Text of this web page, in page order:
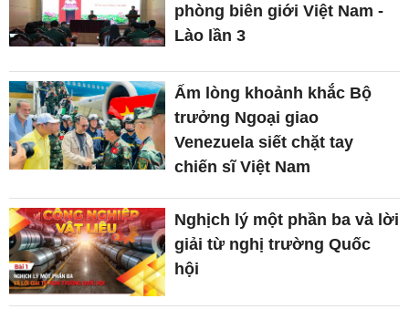
phòng biên giới Việt Nam -
Lào lần 3
Ấm lòng khoảnh khắc Bộ
trưởng Ngoại giao
Venezuela siết chặt tay
chiến sĩ Việt Nam
Nghịch lý một phần ba và lời
giải từ nghị trường Quốc
hội